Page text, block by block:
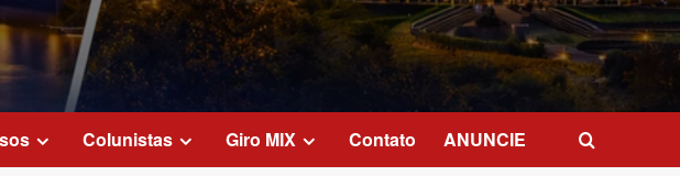
Colunistas Giro MIX Contato ANUNCIE